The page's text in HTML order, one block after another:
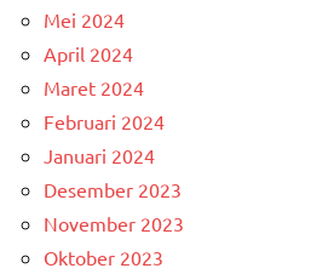
Mei 2024
April 2024
Maret 2024
Februari 2024
Januari 2024
Desember 2023
November 2023
Oktober 2023